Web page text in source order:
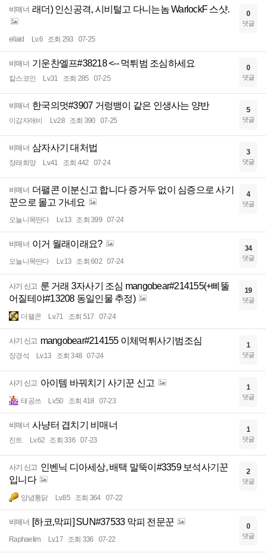
비매너 래더) 인신공격, 시비털고 다니는놈 WarlockF 스샷.
ellaid Lv.6 조회 293 07-25
0
댓글
비매너 기운찬엘프#38218 <-- 먹튀범 조심하세요
칼스코인 Lv.31 조회 285 07-25
0
댓글
비매너 한국의멋#3907 거렁뱅이 같은 인생사는 양반
이감자애비 Lv.28 조회 390 07-25
5
댓글
비매너 삼자사기 대처법
장래희망 Lv.41 조회 442 07-24
3
댓글
비매너 더팰콘 이분신고 합니다 증거두 없이 심증으로 사기
꾼으로 몰고 가네요
오늘니목딴다 Lv.13 조회 399 07-24
4
댓글
비매너 이거 월래이래요?
오늘니목딴다 Lv.13 조회 602 07-24
34
댓글
사기 신고 룬 거래 3자사기 조심 mangobear#214155(+삐뚤
어질테야#13208 동일인물 추정)
더팰콘 Lv.71 조회 517 07-24
19
댓글
사기 신고 mangobear#214155 이체먹튀사기범조심
장경석 Lv.13 조회 348 07-24
1
댓글
사기 신고 아이템 바꿔치기 사기꾼 신고
태공쓰 Lv.50 조회 418 07-23
1
댓글
비매너 사냥터 겹치기 비매너
진트 Lv.62 조회 336 07-23
1
댓글
사기 신고 인벤닉 디아세상, 배택 말뚝이#3359 보석사기꾼
입니다
양념통닭 Lv.85 조회 364 07-22
2
댓글
비매너 [하코,막피] SUN#37533 막피 전문꾼
Raphaelim Lv.17 조회 336 07-22
0
댓글